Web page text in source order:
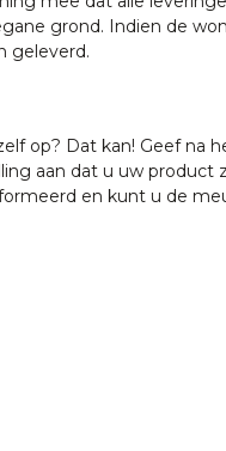
grond. Indien de
geleverd.
op? Dat kan! Geef na
aan dat u uw product
en kunt u de